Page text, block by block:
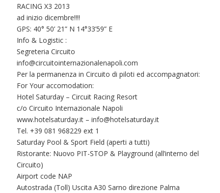
RACING X3 2013
ad inizio dicembre!!!!
GPS: 40° 50’ 21” N 14°33’59” E
Info & Logistic :
Segreteria Circuito
info@circuitointernazionalenapoli.com
Per la permanenza in Circuito di piloti ed accompagnatori:
For Your accomodation:
Hotel Saturday – Circuit Racing Resort
c/o Circuito Internazionale Napoli
www.hotelsaturday.it – info@hotelsaturday.it
Tel. +39 081 968229 ext 1
Saturday Pool & Sport Field (aperti a tutti)
Ristorante: Nuovo PIT-STOP & Playground (all’interno del
Circuito)
Airport code NAP
Autostrada (Toll) Uscita A30 Sarno direzione Palma